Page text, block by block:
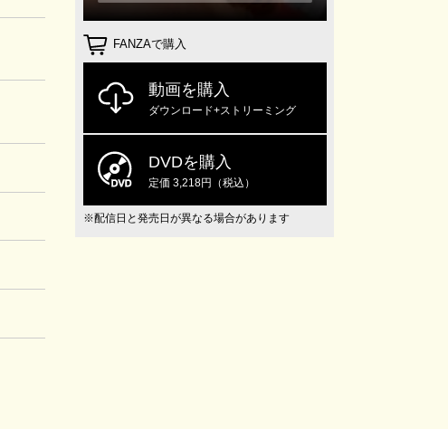
FANZAで購入
動画を購入
ダウンロード+ストリーミング
DVDを購入
定価 3,218円（税込）
※配信日と発売日が異なる場合があります